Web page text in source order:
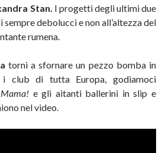
Stan. I progetti degli ultimi due
sempre debolucci e non all’altezza del
rumena.
torni a sfornare un pezzo bomba in
club di tutta Europa, godiamoci
e gli aitanti ballerini in slip e
nel video.